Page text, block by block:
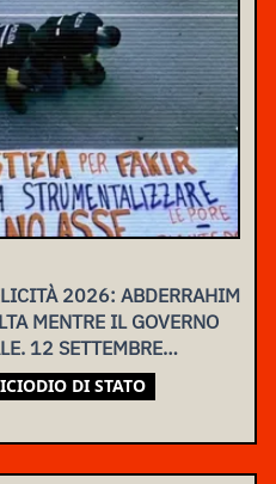
2026: ABDERRAHIM
MENTRE IL GOVERNO
12 SETTEMBRE
DI STATO